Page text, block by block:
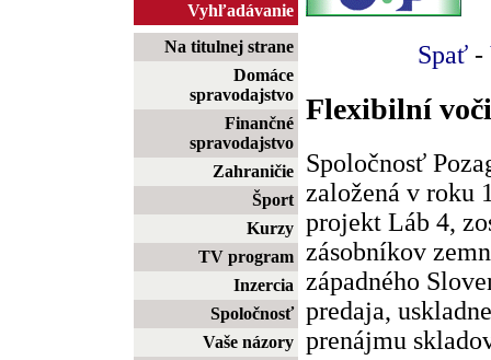
Vyhľadávanie
Na titulnej strane
Domáce
spravodajstvo
Finančné
spravodajstvo
Zahraničie
Šport
Kurzy
TV program
Inzercia
Spoločnosť
Vaše názory
Spať -
Flexibilní
Spoločnosť
založená v roku
projekt Láb 4,
zásobníkov
západného
predaja,
prenájmu